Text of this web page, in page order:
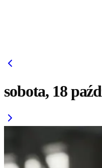
sobota, 18